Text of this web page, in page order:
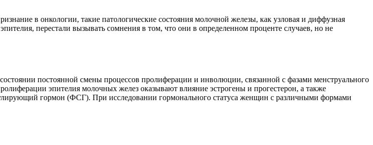
в онкологии, такие патологические состояния молочной железы, как узловая и диффузная
перестали вызывать сомнения в том, что они в определенном проценте случаев, но не
постоянной смены процессов пролиферации и инволюции, связанной с фазами менструального
эпителия молочных желез оказывают влияние эстрогены и прогестерон, а также
гормон (ФСГ). При исследовании гормонального статуса женщин с различными формами